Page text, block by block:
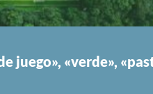
juego», «verde»,